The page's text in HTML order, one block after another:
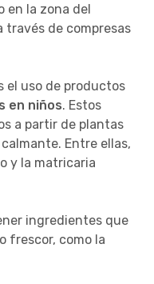
en la zona del
través de compresas
el uso de productos
en niños. Estos
a partir de plantas
Entre ellas,
y la matricaria
ingredientes que
frescor, como la